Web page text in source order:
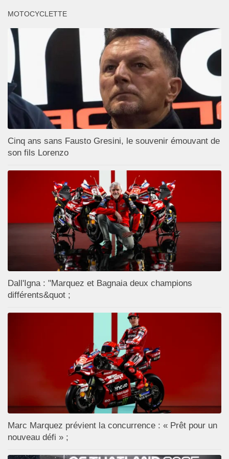
MOTOCYCLETTE
Cinq ans sans Fausto Gresini, le souvenir émouvant de
son fils Lorenzo
Dall'Igna : "Marquez et Bagnaia deux champions
différents&quot ;
Marc Marquez prévient la concurrence : « Prêt pour un
nouveau défi » ;